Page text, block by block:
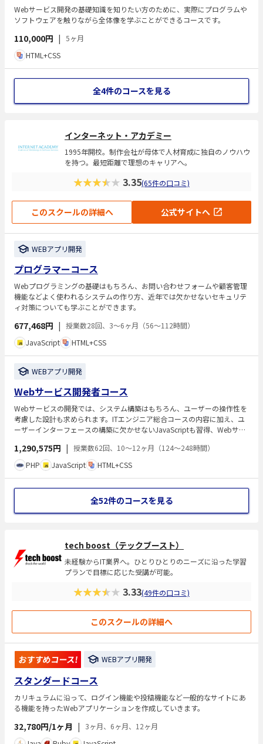
Webサービス開発の基礎知識を知りたい方のために、実際にプログラムや
ソフトウェアを触りながら全体像を学ぶことができるコースです。
110,000円 | 5ヶ月
HTML+CSS
全4件のコースを見る
インターネット・アカデミー
1995年開校。制作会社が母体で人材育成に独自のノウハウ
を持つ。最短距離で理想のキャリアへ。
★★★★★ 3.35(65件の口コミ)
このスクールの詳細へ 公式サイトへ
WEBアプリ開発
プログラマーコース
Webプログラミングの基礎はもちろん、お問い合わせフォームや顧客管理
機能などよく使われるシステムの作り方、近年では欠かせないセキュリテ
ィ対策についても学ぶことができます。
677,468円 | 授業数28回、3～6ヶ月（56～112時間）
JavaScript
HTML+CSS
WEBアプリ開発
Webサービス開発者コース
Webサービスの開発では、システム構築はもちろん、ユーザーの操作性を
考慮した設計も求められます。ITエンジニア総合コースの内容に加え、ユ
ーザーインターフェースの構築に欠かせないJavaScriptも習得、Webサー
の場でWebサービスが関わってくる現在、独立・起業をしたい方にもオス
スメのコースです。
1,290,575円 | 授業数62回、10～12ヶ月（124～248時間）
PHP
JavaScript HTML+CSS
全52件のコースを見る
tech boost（テックブースト）
未経験からIT業界へ。ひとりひとりのニーズに沿った学習
プランで目標に応じた受講が可能。
★★★★★ 3.33(49件の口コミ)
このスクールの詳細へ
おすすめコース! WEBアプリ開発
スタンダードコース
カリキュラムに沿って、ログイン機能や投稿機能など一般的なサイトにあ
る機能を持ったWebアプリケーションを作成していきます。
32,780円/1ヶ月 |
3ヶ月、6ヶ月、12ヶ月